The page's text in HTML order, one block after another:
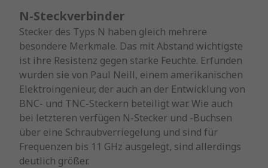
N-Steckverbinder
Stecker des Typs N haben gleich mehrere
besondere Merkmale. Das mit Abstand wichtigste
ist ihre Resistenz gegen starke Feuchte. Erfunden
wurden sie von Paul Neill, einem amerikanischen
Elektroingenieur, der auch an der Entwicklung von
BNC- und TNC-Steckern beteiligt war. Wie auch
bei letzteren verfügen N-Stecker und -Buchsen
über eine Schraubverriegelung und sind für
Frequenzen bis 11 GHz ausgelegt, sind allerdings
deutlich größer.